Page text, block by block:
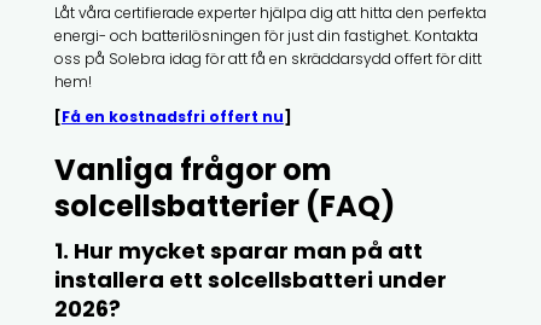
Låt våra certifierade experter hjälpa dig att hitta den perfekta
energi- och batterilösningen för just din fastighet. Kontakta
oss på Solebra idag för att få en skräddarsydd offert för ditt
hem!
[Få en kostnadsfri offert nu]
Vanliga frågor om
solcellsbatterier (FAQ)
1. Hur mycket sparar man på att
installera ett solcellsbatteri under
2026?